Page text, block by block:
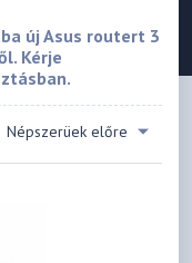
új Asus routert 3
Kérje
Népszerüek előre